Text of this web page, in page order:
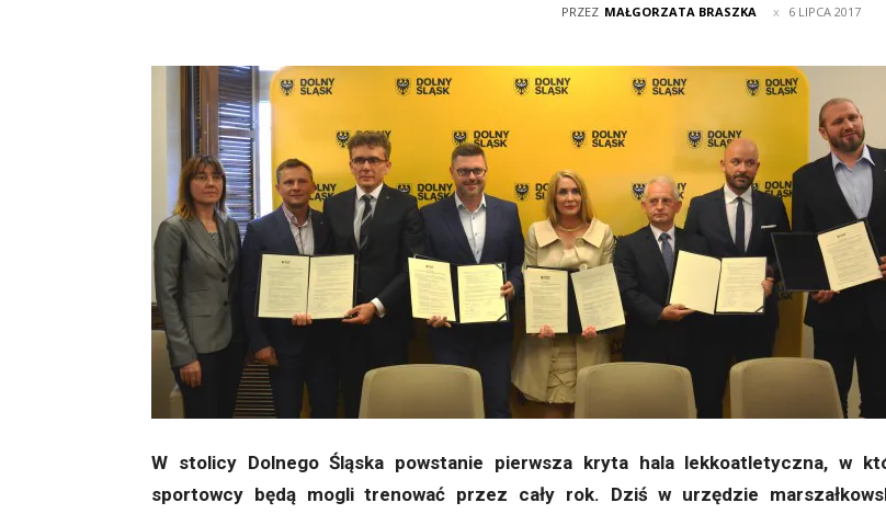
PRZEZ MAŁGORZATA BRASZKA 6 LIPCA 2017
W stolicy Dolnego Śląska powstanie pierwsza kryta hala lekkoatletyczna, w
sportowcy będą mogli trenować przez cały rok. Dziś w urzędzie